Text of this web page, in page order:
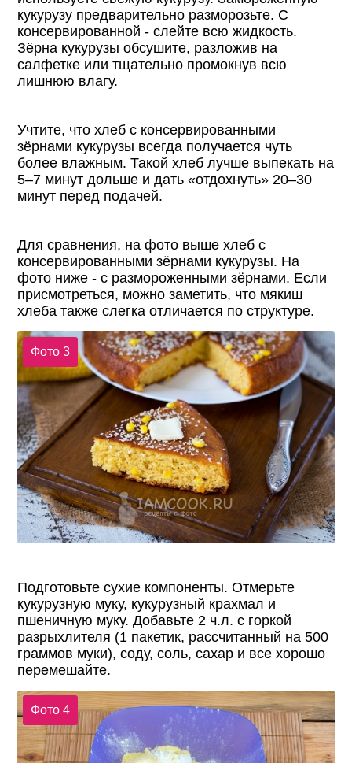
кукурузу предварительно разморозьте. С
консервированной - слейте всю жидкость.
Зёрна кукурузы обсушите, разложив на
салфетке или тщательно промокнув всю
лишнюю влагу.
Учтите, что хлеб с консервированными
зёрнами кукурузы всегда получается чуть
более влажным. Такой хлеб лучше выпекать на
5–7 минут дольше и дать «отдохнуть» 20–30
минут перед подачей.
Для сравнения, на фото выше хлеб с
консервированными зёрнами кукурузы. На
фото ниже - с размороженными зёрнами. Если
присмотреться, можно заметить, что мякиш
хлеба также слегка отличается по структуре.
Фото 3
Подготовьте сухие компоненты. Отмерьте
кукурузную муку, кукурузный крахмал и
пшеничную муку. Добавьте 2 ч.л. с горкой
разрыхлителя (1 пакетик, рассчитанный на 500
граммов муки), соду, соль, сахар и все хорошо
перемешайте.
Фото 4